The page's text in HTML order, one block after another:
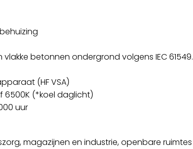
betonnen ondergrond volgens IEC 61549.
(HF VSA)
6500K (*koel daglicht)
uur
magazijnen en industrie, openbare ruimtes